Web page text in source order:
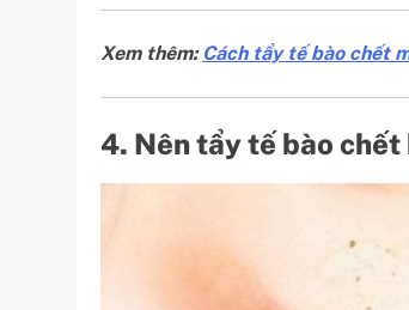
Xem thêm: Cách tẩy tế bào chết
4. Nên tẩy tế bào